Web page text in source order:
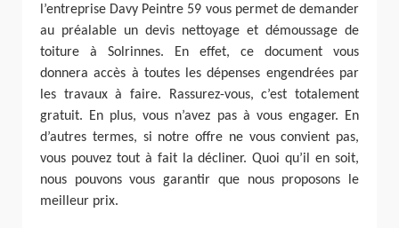
l’entreprise Davy Peintre 59 vous permet de demander
au préalable un devis nettoyage et démoussage de
toiture à Solrinnes. En effet, ce document vous
donnera accès à toutes les dépenses engendrées par
les travaux à faire. Rassurez-vous, c’est totalement
gratuit. En plus, vous n’avez pas à vous engager. En
d’autres termes, si notre offre ne vous convient pas,
vous pouvez tout à fait la décliner. Quoi qu’il en soit,
nous pouvons vous garantir que nous proposons le
meilleur prix.